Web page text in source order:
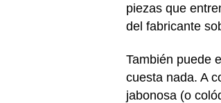
piezas que
del fabricante
También puede
cuesta nada. A
jabonosa (o